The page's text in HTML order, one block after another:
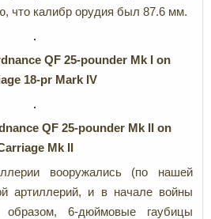
что калибр орудия был 87.6 мм.
QF 25-pounder Mk I on
18-pr Mark IV
QF 25-pounder Mk II on
Mk II
вооружались (по нашей
артиллерий, и в начале войны
6-дюймовые гаубицы